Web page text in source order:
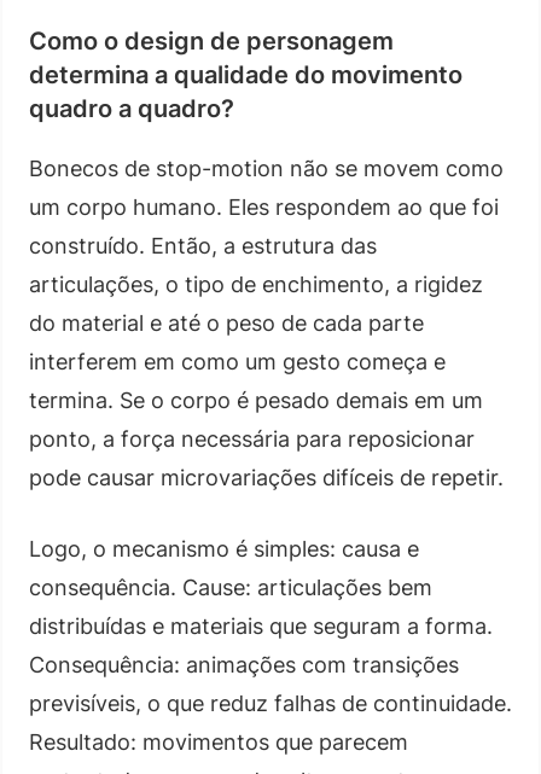
Como o design de personagem
determina a qualidade do movimento
quadro a quadro?
Bonecos de stop-motion não se movem como
um corpo humano. Eles respondem ao que foi
construído. Então, a estrutura das
articulações, o tipo de enchimento, a rigidez
do material e até o peso de cada parte
interferem em como um gesto começa e
termina. Se o corpo é pesado demais em um
ponto, a força necessária para reposicionar
pode causar microvariações difíceis de repetir.
Logo, o mecanismo é simples: causa e
consequência. Cause: articulações bem
distribuídas e materiais que seguram a forma.
Consequência: animações com transições
previsíveis, o que reduz falhas de continuidade.
Resultado: movimentos que parecem